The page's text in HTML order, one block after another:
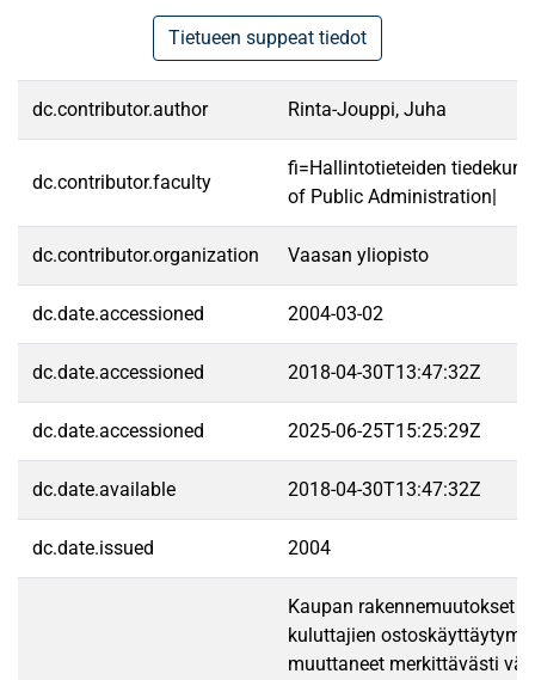
Tietueen suppeat tiedot
dc.contributor.author Rinta-Jouppi, Juha
dc.contributor.faculty
fi=Hallintotieteiden
of Public Administration|
dc.contributor.organization Vaasan yliopisto
dc.date.accessioned 2004-03-02
dc.date.accessioned 2018-04-30T13:47:32Z
dc.date.accessioned 2025-06-25T15:25:29Z
dc.date.available 2018-04-30T13:47:32Z
dc.date.issued 2004
Kaupan rakennemuutokset
kuluttajien
muuttaneet merkittävästi